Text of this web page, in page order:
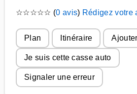
☆☆☆☆☆ (0 avis) Rédigez votre
Plan Itinéraire
Je suis cette casse auto
Signaler une erreur